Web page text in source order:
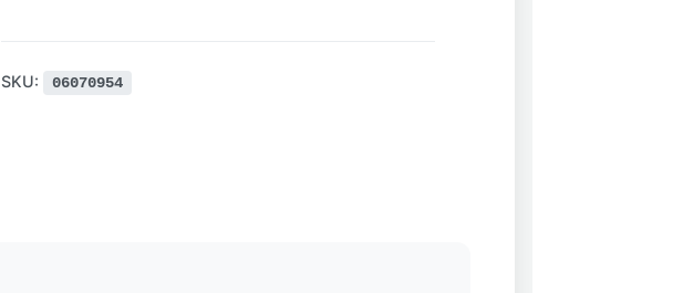
SKU: 06070954